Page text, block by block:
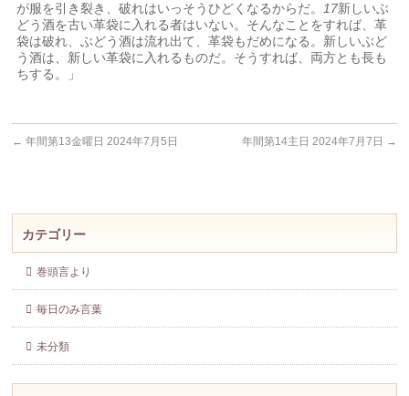
が服を引き裂き、破れはいっそうひどくなるからだ。 17新しいぶ
どう酒を古い革袋に入れる者はいない。そんなことをすれば、革
袋は破れ、ぶどう酒は流れ出て、革袋もだめになる。新しいぶど
う酒は、新しい革袋に入れるものだ。そうすれば、両方とも長も
ちする。」
← 年間第13金曜日 2024年7月5日 年間第14主日 2024年7月7日 →
カテゴリー
巻頭言より
毎日のみ言葉
未分類